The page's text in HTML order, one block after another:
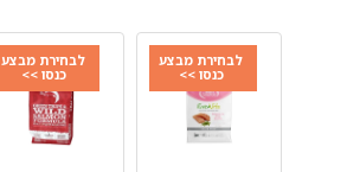
לבחירת מבצע
כנסו >>
לבחירת מבצע
כנסו >>